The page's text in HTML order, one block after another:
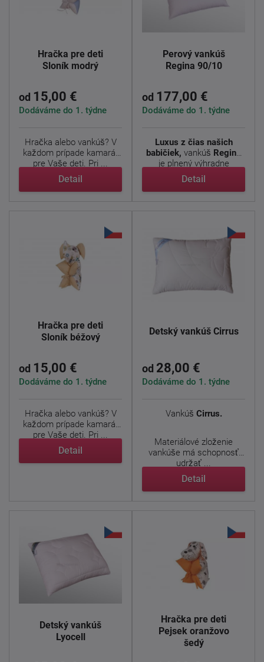
Hračka pre deti
Sloník modrý
od 15,00 €
Dodáváme do 1. týdne
Hračka alebo vankúš? V
každom prípade kamarát
pre Vaše deti. Pri ...
Detail
Perový vankúš
Regina 90/10
od 177,00 €
Dodáváme do 1. týdne
Luxus z čias našich
babičiek, vankúš Regina
je plnený výhradne
husacím ...
Detail
Hračka pre deti
Sloník béžový
od 15,00 €
Dodáváme do 1. týdne
Hračka alebo vankúš? V
každom prípade kamarát
pre Vaše deti. Pri ...
Detail
Detský vankúš Cirrus
od 28,00 €
Dodáváme do 1. týdne
Vankúš Cirrus.
Materiálové zloženie
vankúše má schopnosť
udržať ...
Detail
Detský vankúš
Lyocell
Hračka pre deti
Pejsek oranžovo
šedý